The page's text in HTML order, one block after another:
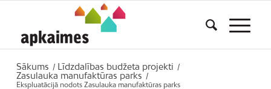
Sākums / Līdzdalības budžeta projekti /
Zasulauka manufaktūras parks
/
Ekspluatācijā nodots Zasulauka manufaktūras parks